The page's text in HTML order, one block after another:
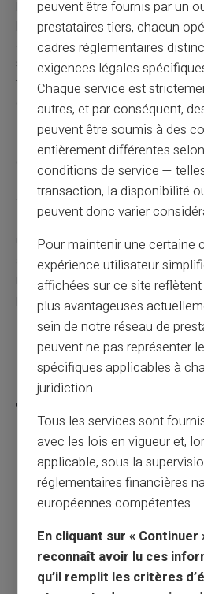
peuvent changer légèrement
prestations sociales, mais les
systématiquement ce modèle
5 de chaque mois.Veillez donc
type de prestation vous relevez
en termes de délai de versement.
Maîtriser lecalendrier des
comprendre comment les
ends
affectent la date du5 de
véritablement simplifier votre
allocations familiales.Ces
utiles non seulement pour
aussi pour discuter plus
représentants de la CAF si des
problèmes surgissent.
Partager cet article
Puis-je annuler un
vous devez savoir
Article précédent
peuvent être fournis par un
prestataires tiers, chacun
cadres réglementaires
exigences légales
Chaque service est
autres, et par conséquent,
peuvent être soumis à des
entièrement différentes
conditions de service —
transaction, la disponibilité
peuvent donc varier
Pour maintenir une certaine
expérience utilisateur
affichées sur ce site
plus avantageuses
sein de notre réseau de
peuvent ne pas représenter
spécifiques applicables à
juridiction.
Tous les services sont
avec les lois en vigueur et,
applicable, sous la
réglementaires financières
européennes compétentes.
En cliquant sur « Continuer
reconnaît avoir lu ces
qu’il remplit les critères